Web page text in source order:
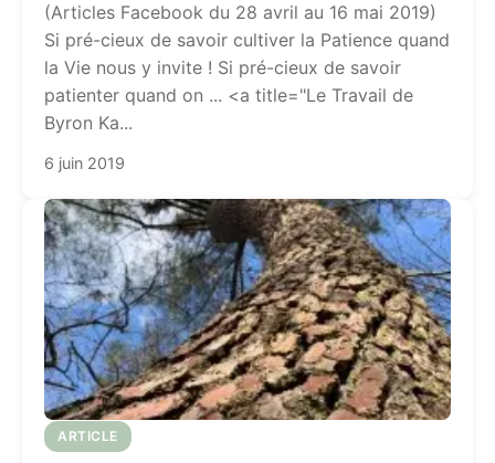
(Articles Facebook du 28 avril au 16 mai 2019)
Si pré-cieux de savoir cultiver la Patience quand
la Vie nous y invite ! Si pré-cieux de savoir
patienter quand on ... <a title="Le Travail de
Byron Ka...
6 juin 2019
ARTICLE